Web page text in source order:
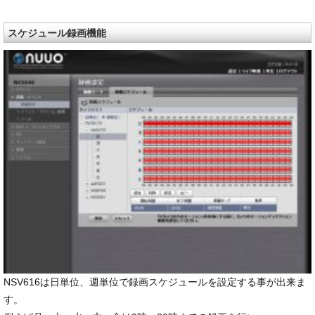
スケジュール録画機能
NSV616は日単位、週単位で録画スケジュールを設定する事が出来ま
す。